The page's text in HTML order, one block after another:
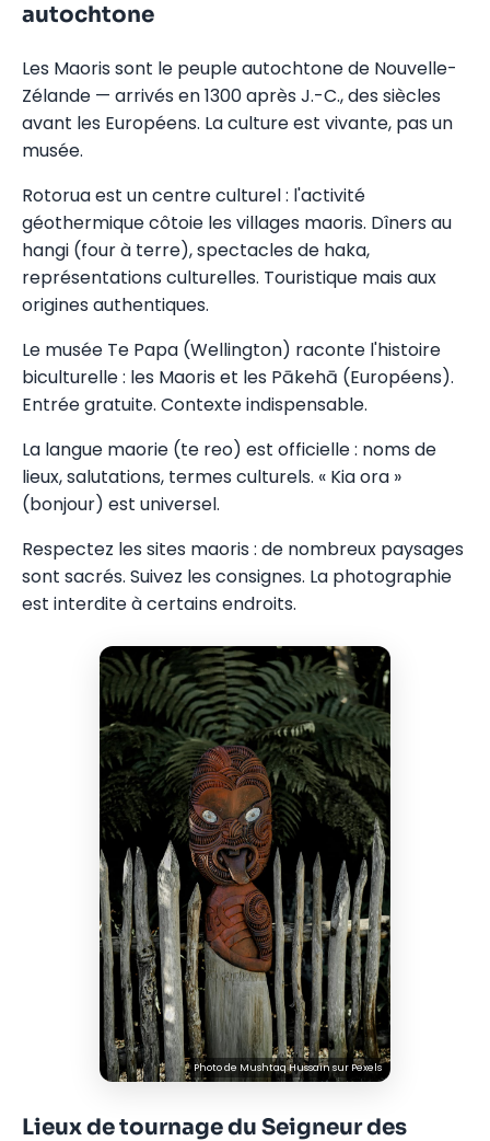
autochtone
Les Maoris sont le peuple autochtone de Nouvelle-
Zélande — arrivés en 1300 après J.-C., des siècles
avant les Européens. La culture est vivante, pas un
musée.
Rotorua est un centre culturel : l'activité
géothermique côtoie les villages maoris. Dîners au
hangi (four à terre), spectacles de haka,
représentations culturelles. Touristique mais aux
origines authentiques.
Le musée Te Papa (Wellington) raconte l'histoire
biculturelle : les Maoris et les Pākehā (Européens).
Entrée gratuite. Contexte indispensable.
La langue maorie (te reo) est officielle : noms de
lieux, salutations, termes culturels. « Kia ora »
(bonjour) est universel.
Respectez les sites maoris : de nombreux paysages
sont sacrés. Suivez les consignes. La photographie
est interdite à certains endroits.
Photo de Mushtaq Hussain sur Pexels
Lieux de tournage du Seigneur des